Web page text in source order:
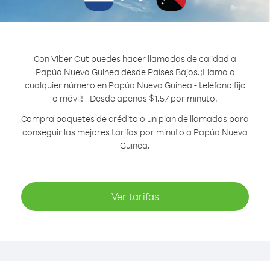
Con Viber Out puedes hacer llamadas de calidad a
Papúa Nueva Guinea desde Países Bajos.¡Llama a
cualquier número en Papúa Nueva Guinea - teléfono fijo
o móvil! - Desde apenas $1.57 por minuto.
Compra paquetes de crédito o un plan de llamadas para
conseguir las mejores tarifas por minuto a Papúa Nueva
Guinea.
Ver tarifas